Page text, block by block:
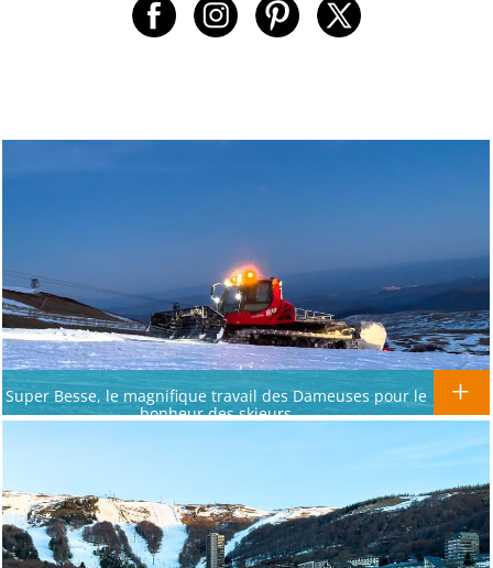
Super Besse, le magnifique travail des Dameuses pour le
bonheur des skieurs